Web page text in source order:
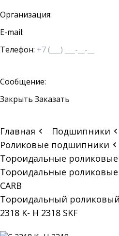
Организация:
E-mail:
Телефон:
Сообщение:
Закрыть Заказать
Главная
Подшипники
Роликовые подшипники
Тороидальные
Тороидальные
CARB
Тороидальный
2318 K- H 2318 SKF